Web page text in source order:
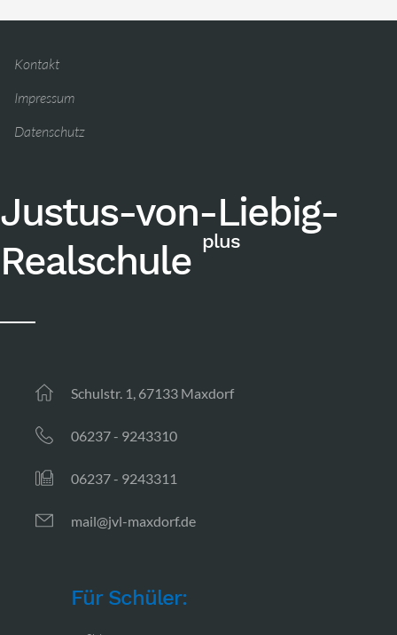
Kontakt
Impressum
Datenschutz
Justus-von-Liebig-
Realschule plus
Schulstr. 1, 67133 Maxdorf
06237 - 9243310
06237 - 9243311
mail@jvl-maxdorf.de
Für Schüler: